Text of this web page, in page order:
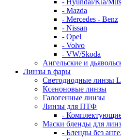
- Hyundai/Kia/
- Mazda
- Mercedes - Benz
- Nissan
- Opel
- Volvo
- VW/Skoda
Ангельские и
Линзы в фары
Светодиодные линзы
Ксеноновые линзы
Галогенные линзы
Линзы для ПТФ
-
Маски бленды для линз
- Бленды без